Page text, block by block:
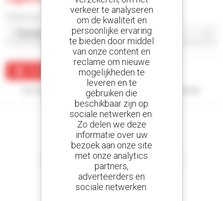
Maak een waarschuwing
Uw zoekopdracht heeft geen enkel resultaat opgeleverd.
Stel meldingen in
en ontvang advertenties van tweedehandsmaterieel
verkeer te analyseren
om de kwaliteit en
persoonlijke ervaring
te bieden door middel
van onze content en
reclame om nieuwe
mogelijkheden te
leveren en te
gebruiken die
beschikbaar zijn op
sociale netwerken en.
Zo delen we deze
informatie over uw
bezoek aan onze site
met onze analytics
partners,
adverteerders en
sociale netwerken.